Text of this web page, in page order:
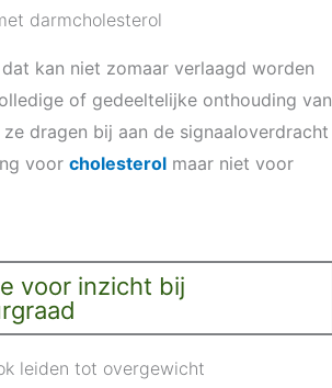
darmcholesterol
kan niet zomaar verlaagd worden
of gedeeltelijke onthouding van
dragen bij aan de signaaloverdracht
voor cholesterol maar niet voor
voor inzicht bij
leiden tot overgewicht